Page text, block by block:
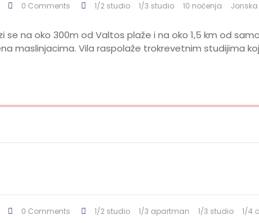
0 Comments 1/2 studio 1/3 studio 10 noćenja
se na oko 300m od Valtos plaže i na oko 1,5 km od
maslinjacima. Vila raspolaže trokrevetnim studijima
0 Comments 1/2 studio 1/3 apartman 1/3 studio 1/4